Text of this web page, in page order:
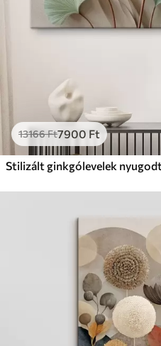
Fakulásálló
✓Biztonságos, szagtalan tinta
Eco-Prémium
Tól12405Ft
✓Élénk, gazdag színek
✓Fakulásálló
Környezetbarát anyag
13166Ft7900 Ft